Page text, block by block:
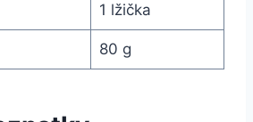
1 lžička
80 g